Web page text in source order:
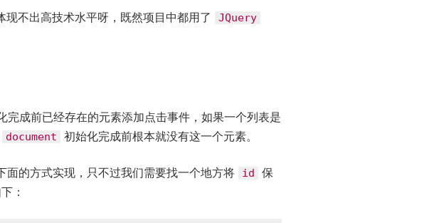
现不出高技术水平呀，既然项目中都用了 JQuery
完成前已经存在的元素添加点击事件，如果一个列表是
document 初始化完成前根本就没有这一个元素。
面的方式实现，只不过我们需要找一个地方将 id
保
：